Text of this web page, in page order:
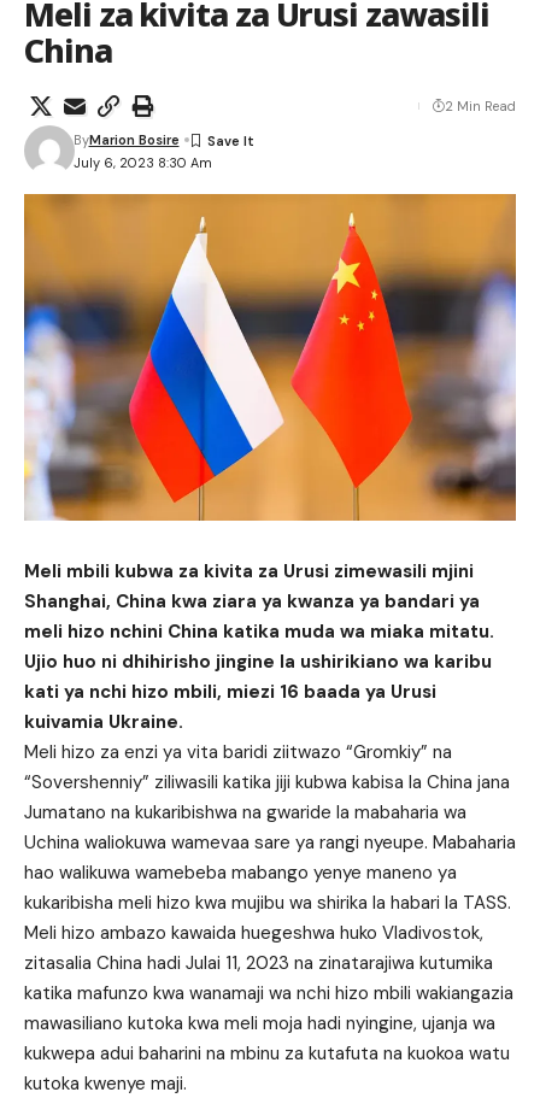
Meli za kivita za Urusi zawasili
China
July 6, 2023 8:30 Am
ByMarion Bosire
2 Min Read
Meli mbili kubwa za kivita za Urusi zimewasili mjini
Shanghai, China kwa ziara ya kwanza ya bandari ya
meli hizo nchini China katika muda wa miaka mitatu.
Ujio huo ni dhihirisho jingine la ushirikiano wa karibu
kati ya nchi hizo mbili, miezi 16 baada ya Urusi
kuivamia Ukraine.
Meli hizo za enzi ya vita baridi ziitwazo “Gromkiy” na
“Sovershenniy” ziliwasili katika jiji kubwa kabisa la China jana
Jumatano na kukaribishwa na gwaride la mabaharia wa
Uchina waliokuwa wamevaa sare ya rangi nyeupe. Mabaharia
hao walikuwa wamebeba mabango yenye maneno ya
kukaribisha meli hizo kwa mujibu wa shirika la habari la TASS.
Meli hizo ambazo kawaida huegeshwa huko Vladivostok,
zitasalia China hadi Julai 11, 2023 na zinatarajiwa kutumika
katika mafunzo kwa wanamaji wa nchi hizo mbili wakiangazia
mawasiliano kutoka kwa meli moja hadi nyingine, ujanja wa
kukwepa adui baharini na mbinu za kutafuta na kuokoa watu
kutoka kwenye maji.